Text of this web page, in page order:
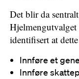
Det blir da
Hjelmengutvalget
identifisert at
Innføre et
Innføre